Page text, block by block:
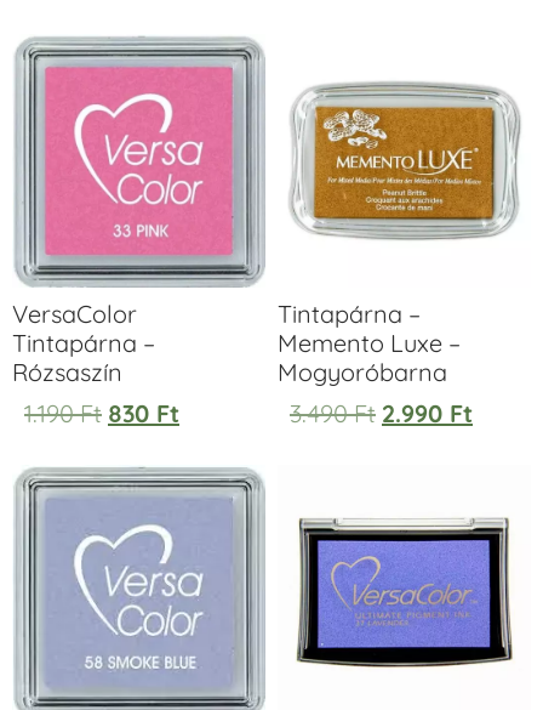
VersaColor
Tintapárna –
Rózsaszín
1.190Ft 830 Ft
Tintapárna –
Memento Luxe –
Mogyoróbarna
3.490Ft 2.990 Ft